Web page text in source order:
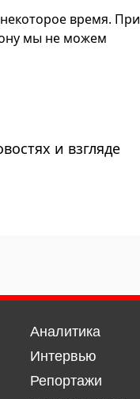
время. При
мы не можем
и взгляде
Аналитика
Интервью
Репортажи